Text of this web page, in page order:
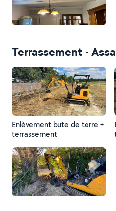
Terrassement -
Enlèvement bute de terre +
terrassement